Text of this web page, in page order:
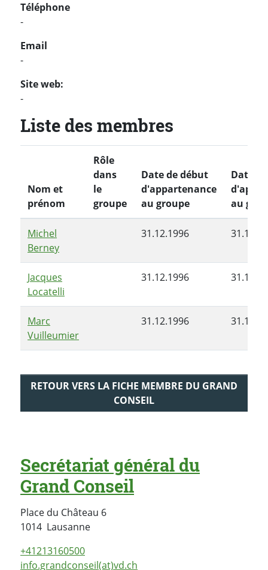
Téléphone
-
Email
-
Site web:
-
Liste des membres
Nom et
prénom
Rôle
dans
le
groupe
Date de début
d'appartenance
au groupe
Date
au
Michel
Berney
31.12.1996
Jacques
Locatelli
31.12.1996
Marc
Vuilleumier
31.12.1996
RETOUR VERS LA FICHE MEMBRE DU GRAND
CONSEIL
Secrétariat général du
Grand Conseil
Place du Château 6
1014 LausanneSuisse
+41213160500
info.grandconseil(at)vd.ch